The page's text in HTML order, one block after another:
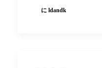
に ldandk